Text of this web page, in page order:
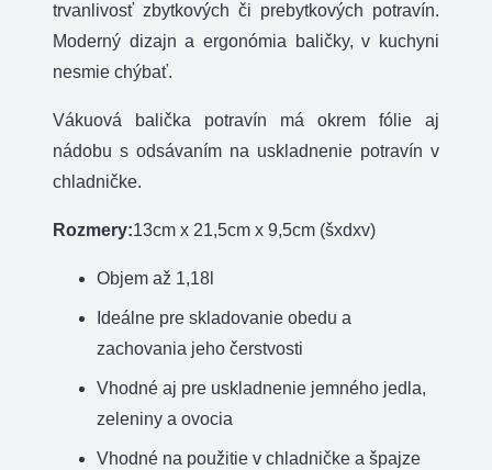
trvanlivosť zbytkových či prebytkových potravín.
Moderný dizajn a ergonómia baličky, v kuchyni
nesmie chýbať.
Vákuová balička potravín má okrem fólie aj
nádobu s odsávaním na uskladnenie potravín v
chladničke.
Rozmery:13cm x 21,5cm x 9,5cm (šxdxv)
Objem až 1,18l
Ideálne pre skladovanie obedu a
zachovania jeho čerstvosti
Vhodné aj pre uskladnenie jemného jedla,
zeleniny a ovocia
Vhodné na použitie v chladničke a špajze